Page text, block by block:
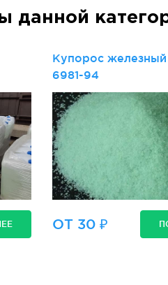
данной
Купорос
6981-94
ОТ 30 ₽